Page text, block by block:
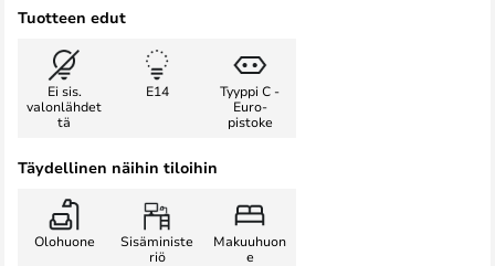
Tuotteen edut
Ei sis.
valonlähdet
tä
E14
Tyyppi C -
Euro-
pistoke
Täydellinen näihin tiloihin
Olohuone
Sisäministe
riö
Makuuhuon
e